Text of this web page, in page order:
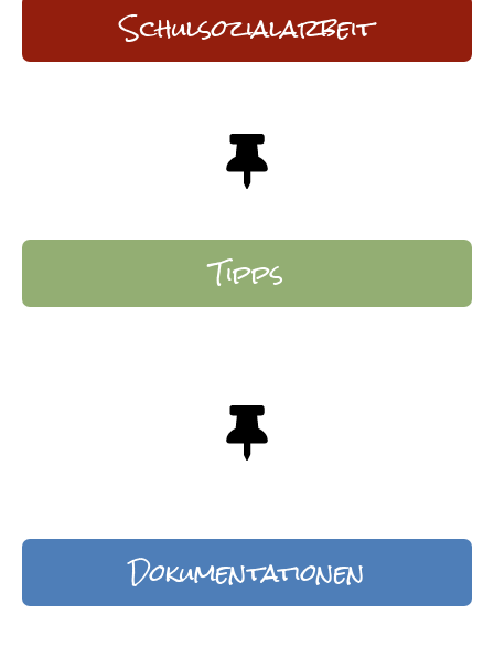
Schulsozialarbeit
Tipps
Dokumentationen